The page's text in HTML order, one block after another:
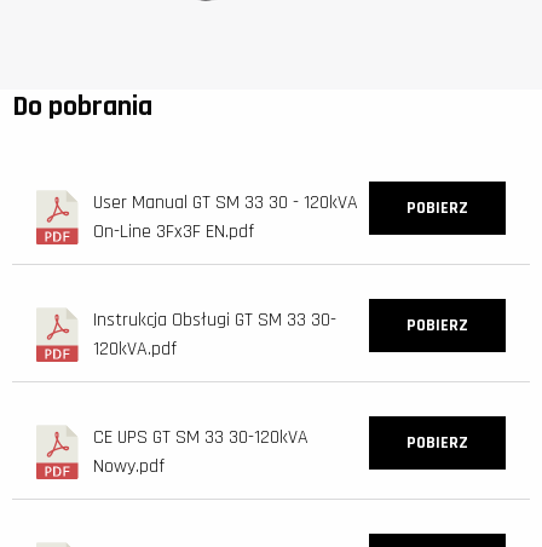
Do pobrania
User Manual GT SM 33 30 - 120kVA
On-Line 3Fx3F EN.pdf
POBIERZ
Instrukcja Obsługi GT SM 33 30-
120kVA.pdf
POBIERZ
CE UPS GT SM 33 30-120kVA
Nowy.pdf
POBIERZ